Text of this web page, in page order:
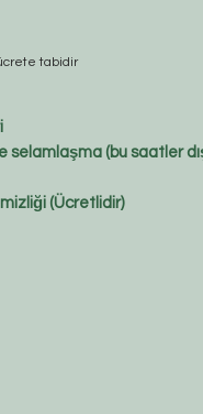
tabidir
(bu saatler
(Ücretlidir)